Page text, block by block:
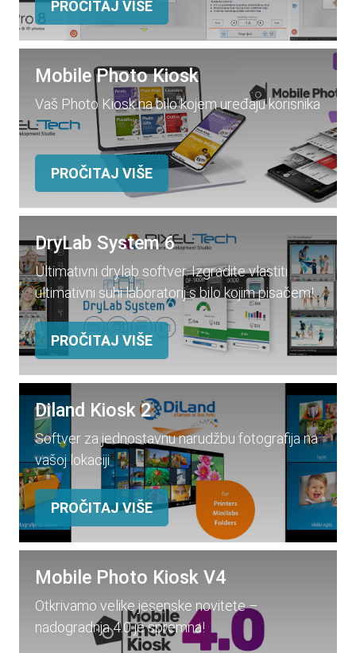
PROČITAJ VIŠE
Mobile Photo Kiosk
Vaš Photo Kiosk na bilo kojem uređaju korisnika
PROČITAJ VIŠE
DryLab System 6
Ultimativni drylab softver. Izgradite vlastiti
ultimativni suhi laboratorij s bilo kojim pisačem!
PROČITAJ VIŠE
Diland Kiosk 2
Softver za jednostavnu narudžbu fotografija na
vašoj lokaciji
PROČITAJ VIŠE
Mobile Photo Kiosk V4
Otkrivamo velike jesenske novitete –
nadogradnja 4.0 je spremna!